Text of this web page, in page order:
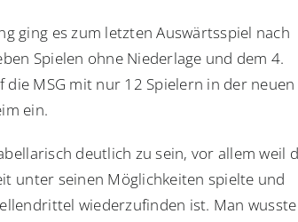
ging es zum letzten Auswärtsspiel nach
Spielen ohne Niederlage und dem 4.
die MSG mit nur 12 Spielern in der neuen
ein.
deutlich zu sein, vor allem weil
unter seinen Möglichkeiten spielte und
wiederzufinden ist. Man wusste